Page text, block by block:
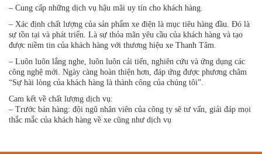
– Cung cấp những dịch vụ hậu mãi uy tín cho khách hàng.
– Xác định chất lượng của sản phẩm xe điện là mục tiêu hàng đầu. Đó là
sự tồn tại và phát triển. Là sự thỏa mãn yêu cầu của khách hàng và tạo
được niềm tin của khách hàng với thương hiệu xe Thanh Tâm.
– Luôn luôn lắng nghe, luôn luôn cải tiến, nghiên cứu và ứng dụng các
công nghệ mới. Ngày càng hoàn thiện hơn, đáp ứng được phương châm
“Sự hài lòng của khách hàng là thành công của chúng tôi”.
Cam kết về chất lượng dịch vụ:
– Trước bán hàng: đội ngũ nhân viên của công ty sẽ tư vấn, giải đáp mọi
thắc mắc của khách hàng về xe cũng như dịch vụ